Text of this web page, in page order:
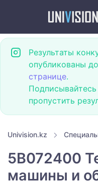
Результаты
опубликованы
странице.
пропустить
Univision.kz
5B072400
машины и